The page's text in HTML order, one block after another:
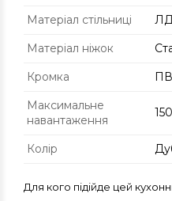
Матеріал стільниці
Матеріал ніжок
Кромка
Максимальне
навантаження
Колір
Для кого підійде цей